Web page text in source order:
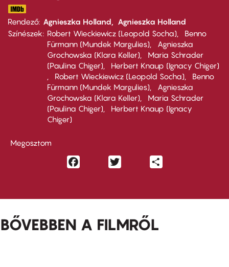
Rendező Agnieszka Holland
Agnieszka Holland
Színészek
Robert Wieckiewicz (Leopold Socha)
Benno
Fürmann (Mundek Margulies)
Agnieszka
Grochowska (Klara Keller)
Maria Schrader
(Paulina Chiger)
Herbert Knaup (Ignacy Chiger)
Robert Wieckiewicz (Leopold Socha)
Benno
Fürmann (Mundek Margulies)
Agnieszka
Grochowska (Klara Keller)
Maria Schrader
(Paulina Chiger)
Herbert Knaup (Ignacy
Chiger)
Megosztom
Facebook
BŐVEBBEN A FILMRŐL